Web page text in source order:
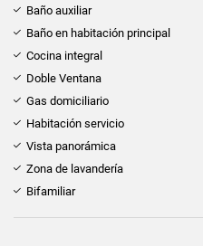
Baño auxiliar
Baño en habitación principal
Cocina integral
Doble Ventana
Gas domiciliario
Habitación servicio
Vista panorámica
Zona de lavandería
Bifamiliar